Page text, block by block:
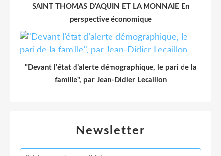
SAINT THOMAS D’AQUIN ET LA MONNAIE En
perspective économique
"Devant l’état d’alerte démographique, le pari de la
famille", par Jean-Didier Lecaillon
Newsletter